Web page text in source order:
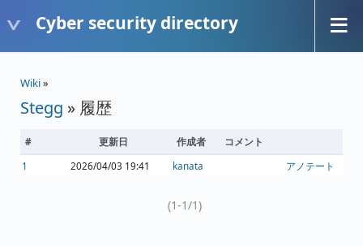
Cyber security directory
Wiki»
Stegg » 履歴
# 更新日 作成者
コメント
1
2026/04/03 19:41 kanata アノテート
(1-1/1)